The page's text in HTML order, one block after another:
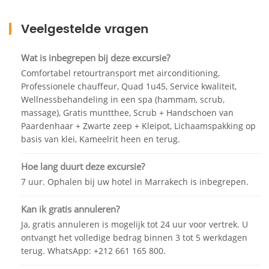
Veelgestelde vragen
Wat is inbegrepen bij deze excursie?
Comfortabel retourtransport met airconditioning,
Professionele chauffeur, Quad 1u45, Service kwaliteit,
Wellnessbehandeling in een spa (hammam, scrub,
massage), Gratis muntthee, Scrub + Handschoen van
Paardenhaar + Zwarte zeep + Kleipot, Lichaamspakking op
basis van klei, Kameelrit heen en terug.
Hoe lang duurt deze excursie?
7 uur. Ophalen bij uw hotel in Marrakech is inbegrepen.
Kan ik gratis annuleren?
Ja, gratis annuleren is mogelijk tot 24 uur voor vertrek. U
ontvangt het volledige bedrag binnen 3 tot 5 werkdagen
terug. WhatsApp: +212 661 165 800.